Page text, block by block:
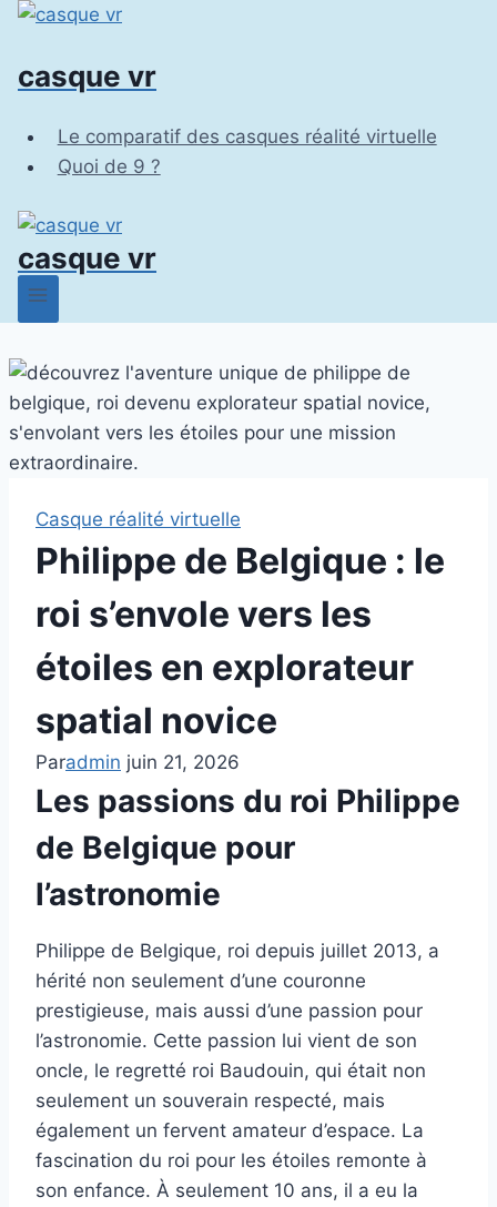
Aller
contenu
casque vr
Le comparatif des casques réalité virtuelle
Quoi de 9 ?
casque vr
Casque réalité virtuelle
Philippe de Belgique : le
roi s’envole vers les
étoiles en explorateur
spatial novice
Paradmin juin 21, 2026
Les passions du roi Philippe
de Belgique pour
l’astronomie
Philippe de Belgique, roi depuis juillet 2013, a
hérité non seulement d’une couronne
prestigieuse, mais aussi d’une passion pour
l’astronomie. Cette passion lui vient de son
oncle, le regretté roi Baudouin, qui était non
seulement un souverain respecté, mais
également un fervent amateur d’espace. La
fascination du roi pour les étoiles remonte à
son enfance. À seulement 10 ans, il a eu la